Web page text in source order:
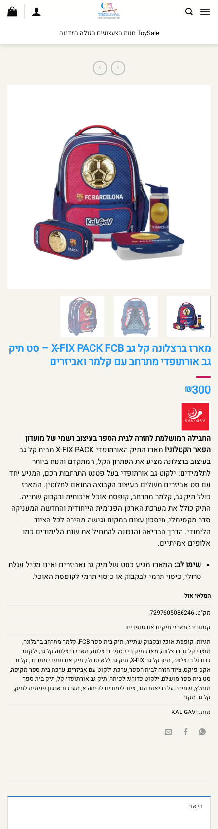
לתוכן
ToySale חנות הצעצועים הזולה במדינה
מארז ברצלונה קל גב X-FIX PACK FCB – סט תיק
גב אורתופדי מתרחב עם קלמר ואביזרים
₪300
החבילה המושלמת לחזרה לבית הספר בעיצוב רשמי של מועדון
הפאר הקטלוני!
מארז התיק האורתופדי X-FIX PACK מבית קל גב
בעיצוב ברצלונה מציע את הפתרון הקל, המתקדם והנוח ביותר
לתלמידים: ילקוט גב אורתופדי בעל פטנט התרחבות חכם, המגיע יחד
עם סט אביזרים משלים בעיצוב הקבוצה התואם לחלוטין. המארז
כולל תיק גב, קלמר מתרחב, קופסת אוכל איכותית ובקבוק שתייה.
התיק כולל את מערכת הארגון הפנימית הייחודית והחדשה המעניקה
סדר מקסימלי, חיסכון עצום במקום וגישה מהירה לכל הציוד
הלימודי. הדרך הבריאה והנכונה להתחיל את שנת הלימודים כמו
אלופים אמיתיים.
שימו לב: המארז מגיע כסט של תיק גב ואביזרים ואינו מכיל עגלת
טרולי, כיסוי תרמי לבקבוק או כיסוי תרמי לקופסת האוכל.
המלאי אזל
מק"ט:7297605086246
קטגוריה: מארזי תיקים אורטופדיים
תגיות: קופסת אוכל ובקבוק שתייה, תיק בית ספר FCB , קלמר מתרחב ברצלונה,
מוצרי קל גב ברצלונה, מארז תיק בית ספר ברצלונה, מארז ברצלונה קל גב, ילקוט
כדורגל ברצלונה, תיק קל גב X-FIX , תיק גב ללא טרולי, תיק אורתופדי מתרחב, קל גב
אקס פיקס, ציוד חזרה לבית הספר, ערכת ילקוט עם אביזרים, ערכת בית ספר מקיפה,
סט בית ספר מושלם, ילקוט כדורגל לכיתה, תיק גב אורתופדי קל, תיק בית ספר
מומלץ, שמירה על בריאות הגב, ציוד לימודים לכיתה א, מערכת ארגון פנימית לתיק,
קל גב מקורי
מותג:KAL GAV
תיאור